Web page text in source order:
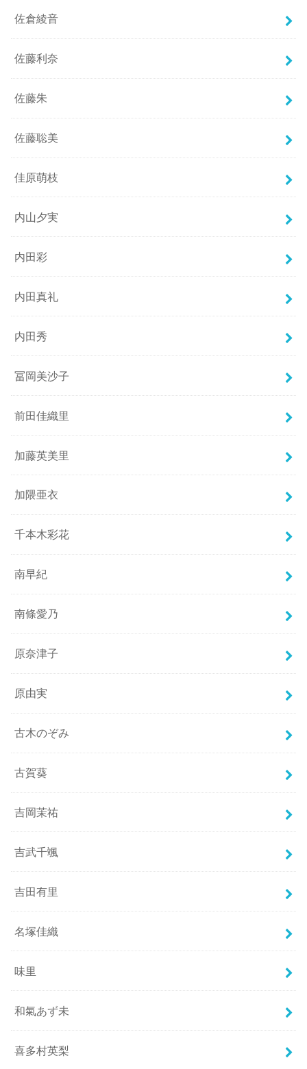
佐倉綾音
佐藤利奈
佐藤朱
佐藤聡美
佳原萌枝
内山夕実
内田彩
内田真礼
内田秀
冨岡美沙子
前田佳織里
加藤英美里
加隈亜衣
千本木彩花
南早紀
南條愛乃
原奈津子
原由実
古木のぞみ
古賀葵
吉岡茉祐
吉武千颯
吉田有里
名塚佳織
味里
和氣あず未
喜多村英梨